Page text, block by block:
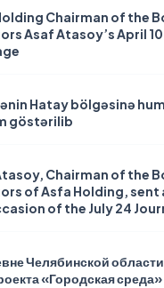
Chairman of the
Asaf Atasoy’s April
Hatay bölgəsinə
göstərilib
Chairman of the
of Asfa Holding, sent
of the July 24
Челябинской
«Городская